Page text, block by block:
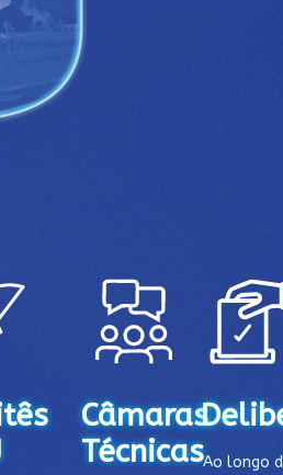
Câmaras
TécnicasAo longo